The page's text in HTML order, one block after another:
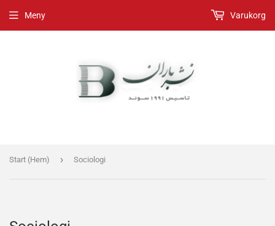
Meny Varukorg
Start (Hem) › Sociologi